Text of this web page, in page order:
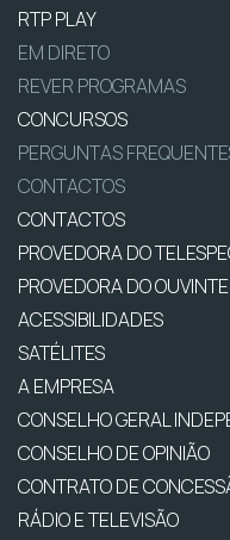
RTP PLAY
EM DIRETO
REVER PROGRAMAS
CONCURSOS
PERGUNTAS
CONTACTOS
CONTACTOS
PROVEDORA DO
PROVEDORA DO OUVINTE
ACESSIBILIDADES
SATÉLITES
A EMPRESA
CONSELHO GERAL
CONSELHO DE OPINIÃO
CONTRATO DE
RÁDIO E TELEVISÃO